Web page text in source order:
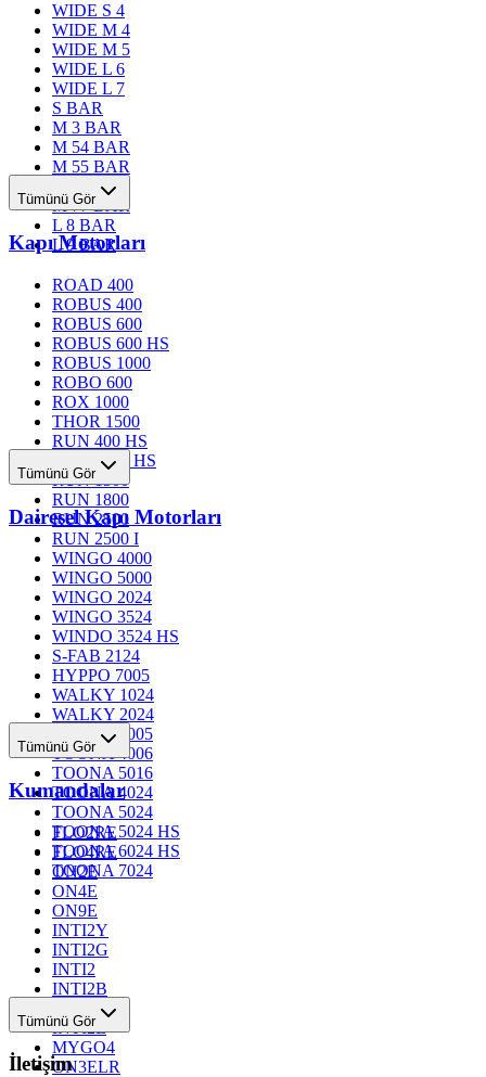
WIDE S 4
WIDE M 4
WIDE M 5
WIDE L 6
WIDE L 7
S BAR
M 3 BAR
M 54 BAR
M 55 BAR
M 76 BAR
M 77 BAR
L 8 BAR
L 9 BAR
Tümünü Gör
Kapı Motorları
ROAD 400
ROBUS 400
ROBUS 600
ROBUS 600 HS
ROBUS 1000
ROBO 600
ROX 1000
THOR 1500
RUN 400 HS
RUN 1200 HS
RUN 1500
RUN 1800
RUN 2500
RUN 2500 I
Tümünü Gör
Dairesel Kapı Motorları
WINGO 4000
WINGO 5000
WINGO 2024
WINGO 3524
WINDO 3524 HS
S-FAB 2124
HYPPO 7005
WALKY 1024
WALKY 2024
TOONA 4005
TOONA 4006
TOONA 5016
TOONA 4024
TOONA 5024
TOONA 5024 HS
TOONA 6024 HS
TOONA 7024
Tümünü Gör
Kumandalar
FLO2RE
FLO4RE
ON2E
ON4E
ON9E
INTI2Y
INTI2G
INTI2
INTI2B
INTI2R
INTI2L
MYGO4
ON3ELR
Tümünü Gör
İletişim